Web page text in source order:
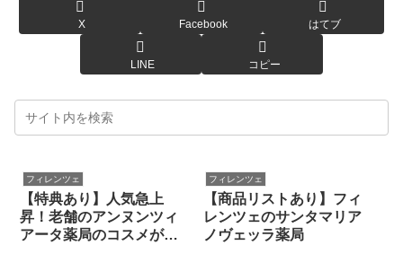
X Facebook はてブ
LINE コピー
フィレンツェ
【特典あり】人気急上
昇！老舗のアンヌンツィ
アータ薬局のコスメが魅
フィレンツェ
【商品リストあり】フィ
レンツェのサンタマリア
ノヴェッラ薬局